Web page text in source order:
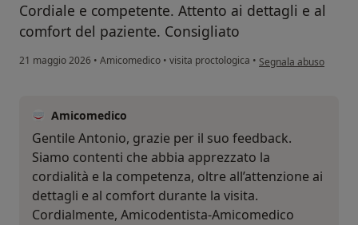
Cordiale e competente. Attento ai dettagli e al
comfort del paziente. Consigliato
21 maggio 2026 • Amicomedico • visita proctologica • secondo l'opinione
Segnala abuso
Amicomedico
Gentile Antonio, grazie per il suo feedback.
Siamo contenti che abbia apprezzato la
cordialità e la competenza, oltre all’attenzione ai
dettagli e al comfort durante la visita.
Cordialmente, Amicodentista-Amicomedico